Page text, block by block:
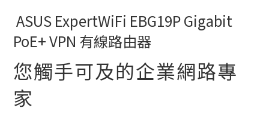
ASUS ExpertWiFi EBG19P Gigabit
PoE+ VPN 有線路由器
您觸手可及的企業網路專
家